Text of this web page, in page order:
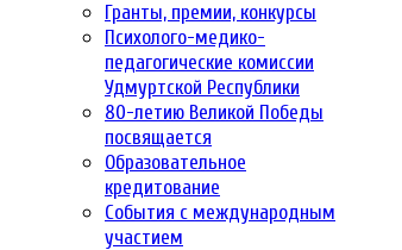
Гранты, премии, конкурсы
Психолого-медико-
педагогические комиссии
Удмуртской Республики
80-летию Великой Победы
посвящается
Образовательное
кредитование
События с международным
участием